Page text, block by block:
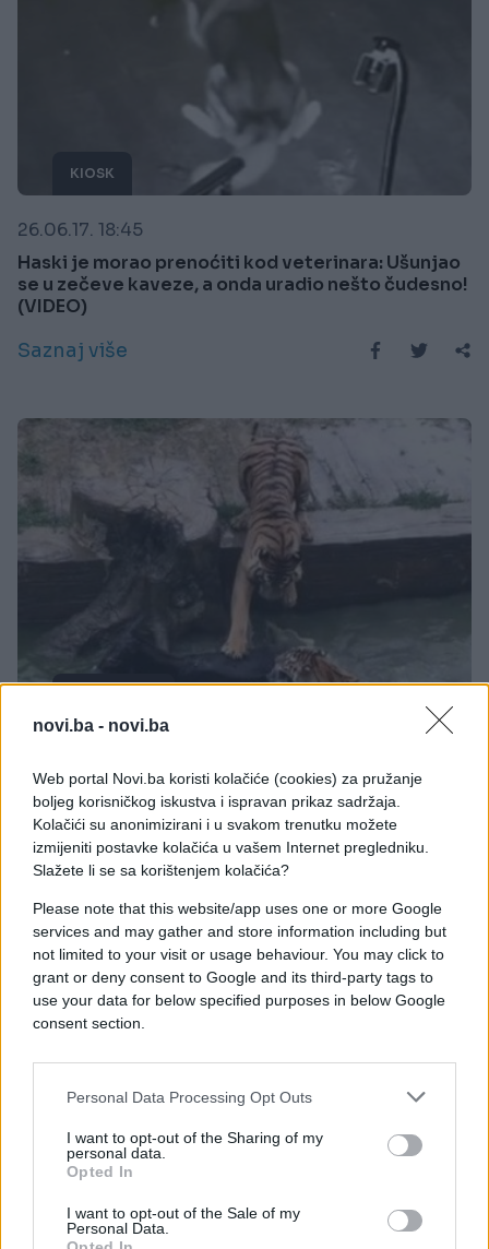
novi.ba - novi.ba
Web portal Novi.ba koristi kolačiće (cookies) za pružanje
boljeg korisničkog iskustva i ispravan prikaz sadržaja.
Kolačići su anonimizirani i u svakom trenutku možete
izmijeniti postavke kolačića u vašem Internet pregledniku.
Slažete li se sa korištenjem kolačića?
Please note that this website/app uses one or more Google
services and may gather and store information including but
not limited to your visit or usage behaviour. You may click to
grant or deny consent to Google and its third-party tags to
use your data for below specified purposes in below Google
consent section.
Personal Data Processing Opt Outs
I want to opt-out of the Sharing of my
personal data.
Opted In
I want to opt-out of the Sale of my
Personal Data.
KIOSK
26.06.17. 18:45
Haski je morao prenoćiti kod veterinara: Ušunjao
se u zečeve kaveze, a onda uradio nešto čudesno!
(VIDEO)
Saznaj više
Uznemirujući snimak: Bacili živog magarca u kavez
sa tigrovima (VIDEO)
Saznaj više